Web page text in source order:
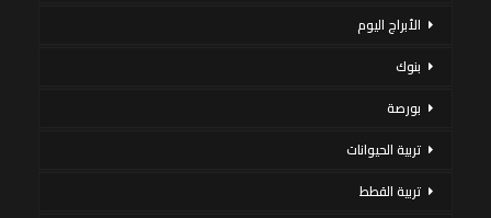
الأبراج اليوم
بنوك
بورصة
تربية الحيوانات
تربية القطط